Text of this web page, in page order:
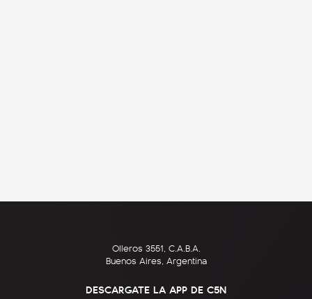
Olleros 3551, C.A.B.A.
Buenos Aires, Argentina
DESCARGATE LA APP DE C5N